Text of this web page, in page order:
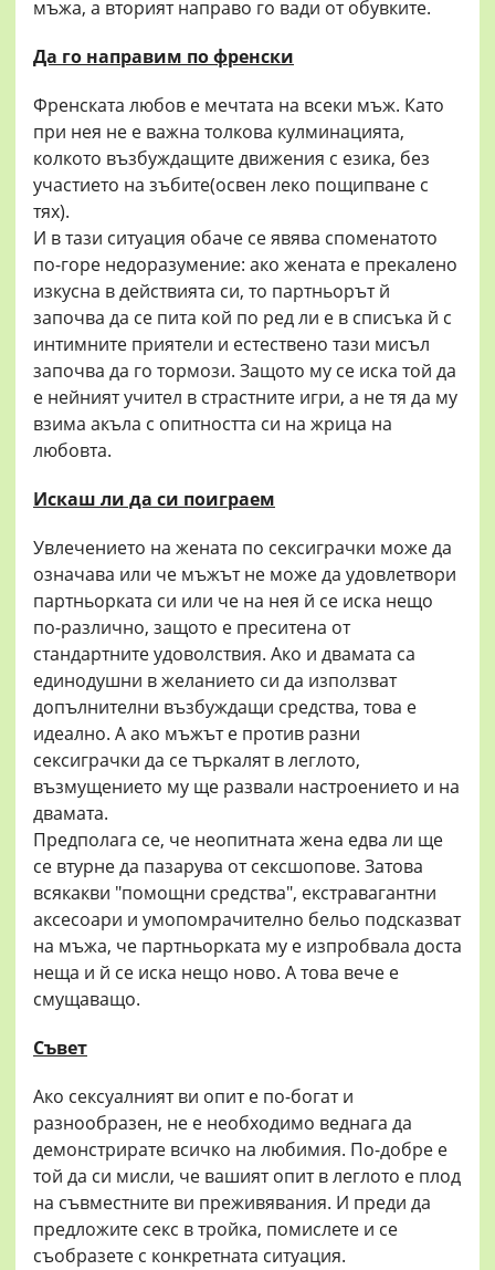
мъжа, а вторият направо го вади от обувките.
Да го направим по френски
Френската любов е мечтата на всеки мъж. Като
при нея не е важна толкова кулминацията,
колкото възбуждащите движения с езика, без
участието на зъбите(освен леко пощипване с
тях).
И в тази ситуация обаче се явява споменатото
по-горе недоразумение: ако жената е прекалено
изкусна в действията си, то партньорът й
започва да се пита кой по ред ли е в списъка й с
интимните приятели и естествено тази мисъл
започва да го тормози. Защото му се иска той да
е нейният учител в страстните игри, а не тя да му
взима акъла с опитността си на жрица на
любовта.
Искаш ли да си поиграем
Увлечението на жената по сексиграчки може да
означава или че мъжът не може да удовлетвори
партньорката си или че на нея й се иска нещо
по-различно, защото е преситена от
стандартните удоволствия. Ако и двамата са
единодушни в желанието си да използват
допълнителни възбуждащи средства, това е
идеално. А ако мъжът е против разни
сексиграчки да се търкалят в леглото,
възмущението му ще развали настроението и на
двамата.
Предполага се, че неопитната жена едва ли ще
се втурне да пазарува от сексшопове. Затова
всякакви "помощни средства", екстравагантни
аксесоари и умопомрачително бельо подсказват
на мъжа, че партньорката му е изпробвала доста
неща и й се иска нещо ново. А това вече е
смущаващо.
Съвет
Ако сексуалният ви опит е по-богат и
разнообразен, не е необходимо веднага да
демонстрирате всичко на любимия. По-добре е
той да си мисли, че вашият опит в леглото е плод
на съвместните ви преживявания. И преди да
предложите секс в тройка, помислете и се
съобразете с конкретната ситуация.